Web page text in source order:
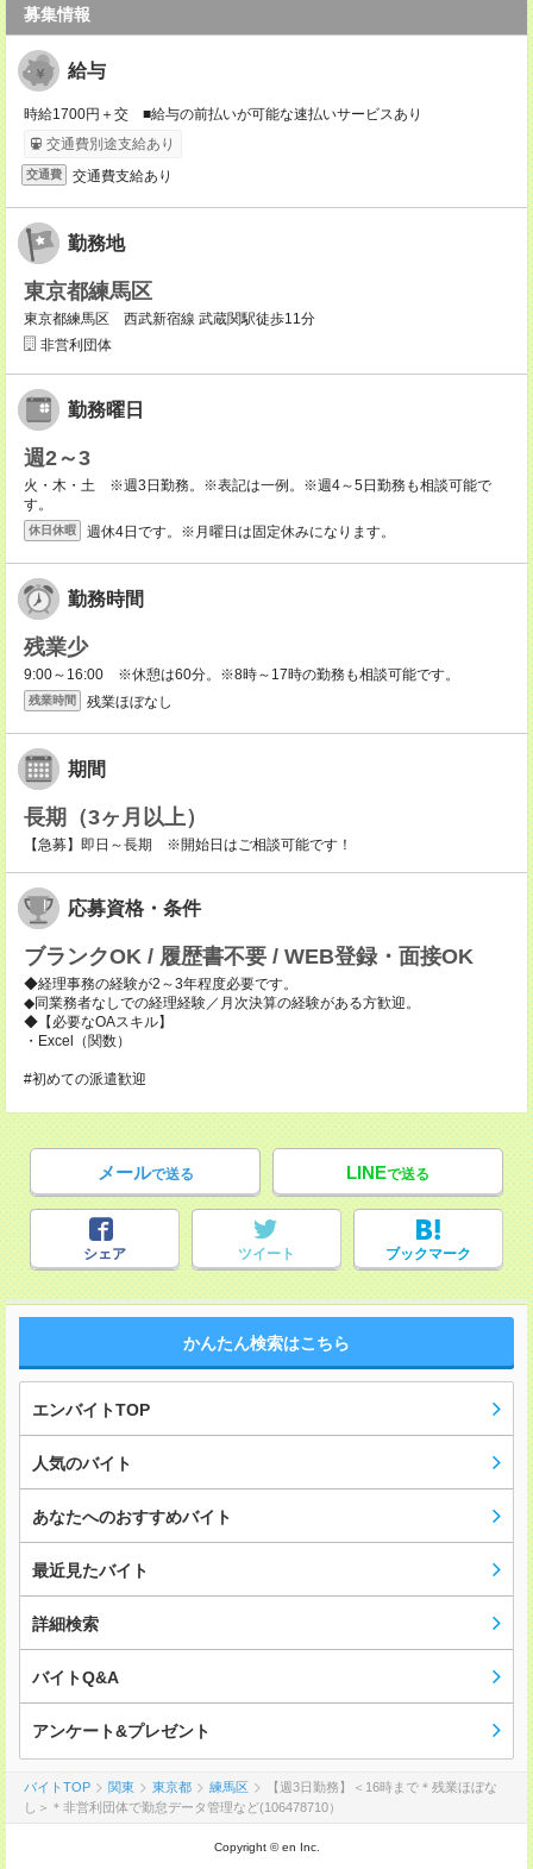
募集情報
給与
時給1700円＋交 ■給与の前払いが可能な速払いサービスあり
交通費別途支給あり
交通費 交通費支給あり
勤務地
東京都練馬区
東京都練馬区 西武新宿線 武蔵関駅徒歩11分
非営利団体
勤務曜日
週2～3
火・木・土 ※週3日勤務。※表記は一例。※週4～5日勤務も相談可能で
す。
休日休暇 週休4日です。※月曜日は固定休みになります。
勤務時間
残業少
9:00～16:00 ※休憩は60分。※8時～17時の勤務も相談可能です。
残業時間 残業ほぼなし
期間
長期（3ヶ月以上）
【急募】即日～長期 ※開始日はご相談可能です！
応募資格・条件
ブランクOK / 履歴書不要 / WEB登録・面接OK
◆経理事務の経験が2～3年程度必要です。
◆同業務者なしでの経理経験／月次決算の経験がある方歓迎。
◆【必要なOAスキル】
・Excel（関数）
#初めての派遣歓迎
メールで送る LINEで送る
シェア ツイート ブックマーク
かんたん検索はこちら
エンバイトTOP
人気のバイト
あなたへのおすすめバイト
最近見たバイト
詳細検索
バイトQ&A
アンケート&プレゼント
バイトTOP 関東 東京都 練馬区
【週3日勤務】＜16時まで＊残業ほぼな
し＞＊非営利団体で勤怠データ管理など(106478710）
Copyright © en Inc.